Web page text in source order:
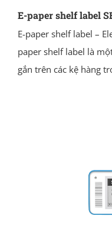
E-paper shelf label
E-paper shelf label –
paper shelf label là
gắn trên các kệ hàng